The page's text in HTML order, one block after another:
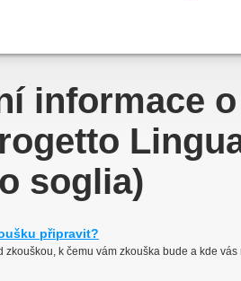
informace
soglia)
připravit?
zkouškou, k čemu vám zkouška bude a kde vás